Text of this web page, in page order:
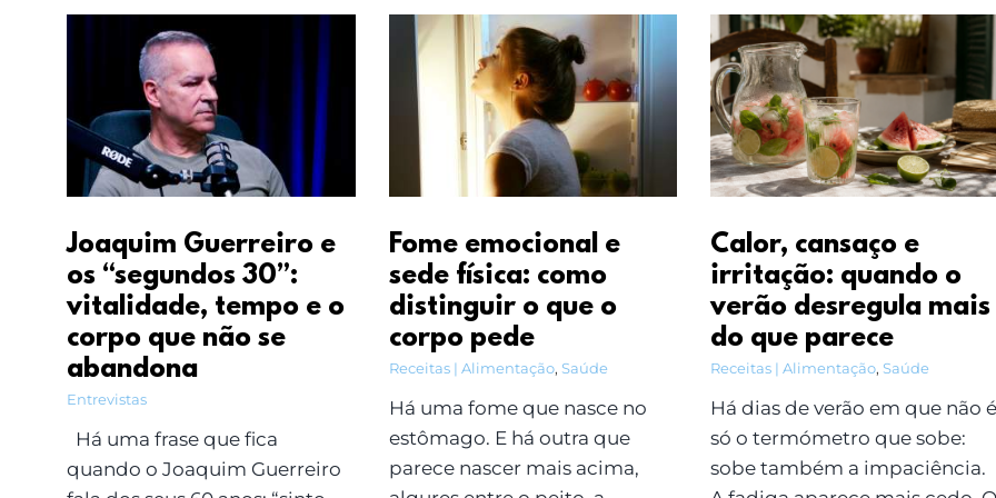
Joaquim Guerreiro e
os “segundos 30”:
vitalidade, tempo e o
corpo que não se
abandona
Entrevistas
Há uma frase que fica
quando o Joaquim Guerreiro
Fome emocional e
sede física: como
distinguir o que o
corpo pede
Receitas | Alimentação, Saúde
Há uma fome que nasce no
estômago. E há outra que
parece nascer mais acima,
Calor, cansaço e
irritação: quando o
verão desregula mais
do que parece
Receitas | Alimentação,Saúde
Há dias de verão em que não
só o termómetro que sobe:
sobe também a impaciência.